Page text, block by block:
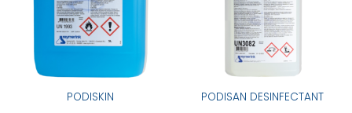
PODISKIN PODISAN DESINFECTANT